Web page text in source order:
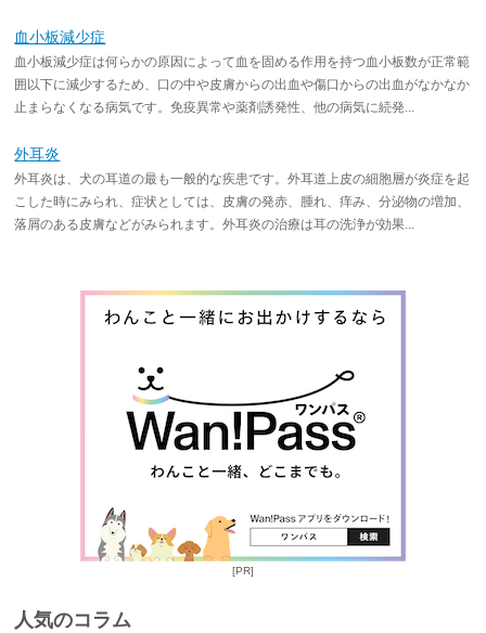
血小板減少症
血小板減少症は何らかの原因によって血を固める作用を持つ血小板数が正常範
囲以下に減少するため、口の中や皮膚からの出血や傷口からの出血がなかなか
止まらなくなる病気です。免疫異常や薬剤誘発性、他の病気に続発...
外耳炎
外耳炎は、犬の耳道の最も一般的な疾患です。外耳道上皮の細胞層が炎症を起
こした時にみられ、症状としては、皮膚の発赤、腫れ、痒み、分泌物の増加、
落屑のある皮膚などがみられます。外耳炎の治療は耳の洗浄が効果...
[PR]
人気のコラム